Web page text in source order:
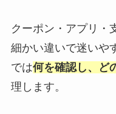
クーポン・アプリ・
細かい違いで迷いや
では何を確認し、ど
理します。